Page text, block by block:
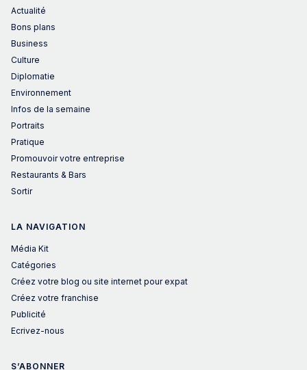
Actualité
Bons plans
Business
Culture
Diplomatie
Environnement
Infos de la semaine
Portraits
Pratique
Promouvoir votre entreprise
Restaurants & Bars
Sortir
LA NAVIGATION
Média Kit
Catégories
Créez votre blog ou site internet pour expat
Créez votre franchise
Publicité
Ecrivez-nous
S’ABONNER